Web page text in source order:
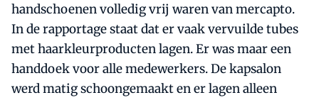
handschoenen volledig vrij waren van mercapto.
In de rapportage staat dat er vaak vervuilde tubes
met haarkleurproducten lagen. Er was maar een
handdoek voor alle medewerkers. De kapsalon
werd matig schoongemaakt en er lagen alleen